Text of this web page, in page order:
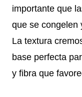
importante que
que se congelen
La textura
base perfecta
y fibra que